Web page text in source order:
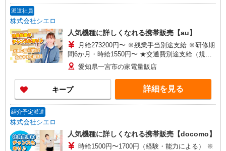
派遣社員
株式会社シエロ
人気機種に詳しくなれる携帯販売【au】
月給273200円〜 ※残業手当別途支給 ※研修期
間6か月・時給1550円〜 ★交通費別途支給（規定
あり） ゜+゜・。○。・゜+゜・。○。・゜+゜ 入
社祝い金10万円支給(規定有) お友達を紹介頂くと,
インセンティブ支給(規定有) ゜・。○。・゜
+゜・。○。・゜+゜
愛知県一宮市の家電量販店
キープ 詳細を見る
紹介予定派遣
株式会社シエロ
人気機種に詳しくなれる携帯販売【docomo】
時給1500円〜1700円（経験・能力による） ※